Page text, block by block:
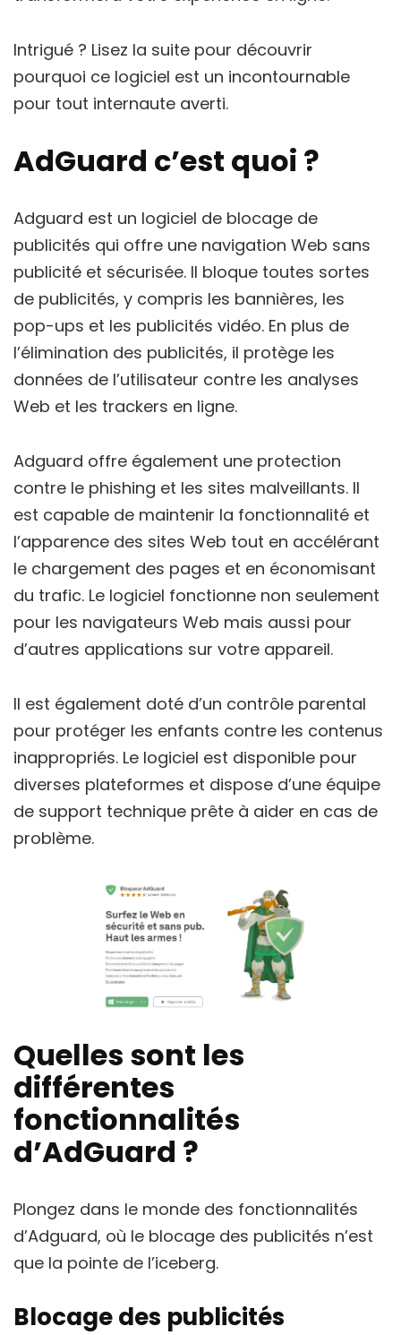
Intrigué ? Lisez la suite pour découvrir
pourquoi ce logiciel est un incontournable
pour tout internaute averti.
AdGuard c’est quoi ?
Adguard est un logiciel de blocage de
publicités qui offre une navigation Web sans
publicité et sécurisée. Il bloque toutes sortes
de publicités, y compris les bannières, les
pop-ups et les publicités vidéo. En plus de
l’élimination des publicités, il protège les
données de l’utilisateur contre les analyses
Web et les trackers en ligne.
Adguard offre également une protection
contre le phishing et les sites malveillants. Il
est capable de maintenir la fonctionnalité et
l’apparence des sites Web tout en accélérant
le chargement des pages et en économisant
du trafic. Le logiciel fonctionne non seulement
pour les navigateurs Web mais aussi pour
d’autres applications sur votre appareil.
Il est également doté d’un contrôle parental
pour protéger les enfants contre les contenus
inappropriés. Le logiciel est disponible pour
diverses plateformes et dispose d’une équipe
de support technique prête à aider en cas de
problème.
Quelles sont les
différentes
fonctionnalités
d’AdGuard ?
Plongez dans le monde des fonctionnalités
d’Adguard, où le blocage des publicités n’est
que la pointe de l’iceberg.
Blocage des publicités